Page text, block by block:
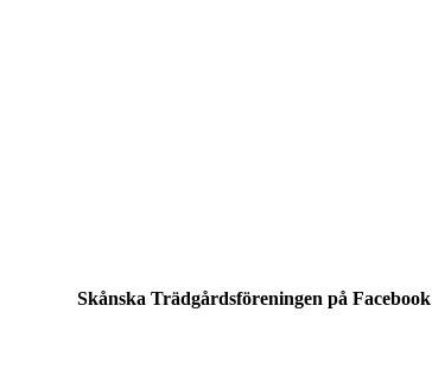
Skånska Trädgårdsföreningen på Facebook